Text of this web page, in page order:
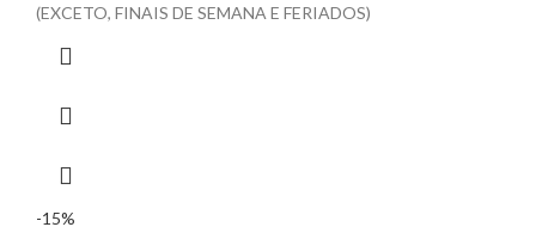
(EXCETO, FINAIS DE SEMANA E FERIADOS)
-15%